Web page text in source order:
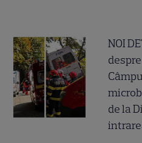
NOI
de la